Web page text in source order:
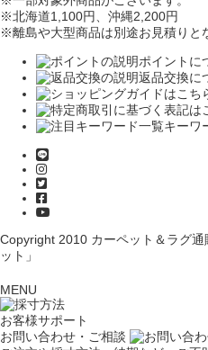
※北海道1,100円
、沖縄2,200円
※離島や大型商品は別途お見積りと
ポイントに
返品交換に
キーワ
Copyright 2010 カーペット＆ラグ
ット」
MENU
お客様サポート
お問い合わせ・ご相談